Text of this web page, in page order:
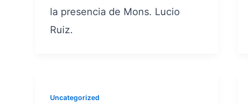
la presencia de Mons. Lucio
Ruiz.
Uncategorized